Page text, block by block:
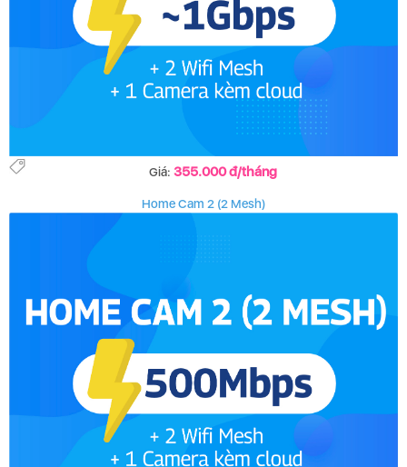
Giá:355.000 đ/tháng
Home Cam 2 (2 Mesh)